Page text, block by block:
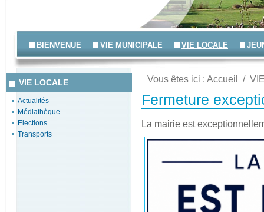
BIENVENUE VIE MUNICIPALE VIE LOCALE
Vous êtes ici : Accueil /
Fermeture
La mairie est
VIE LOCALE
Actualités
Médiathèque
Elections
Transports